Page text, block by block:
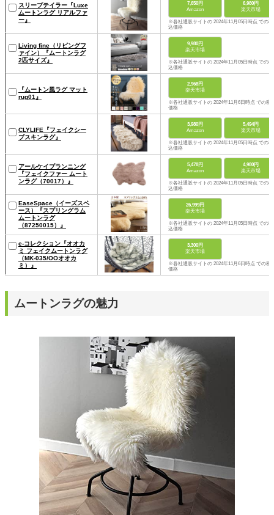
スリープテイラー『Luxe
ムートンラグ リアルファ
ー』
7,650円
Amazon
6,980円
楽天市場
※各社通販サイトの 2024年11月05日時点 での税
込価格
Living fine（リビングフ
ァイン）『ムートンラグ
2匹サイズ』
9,980円
楽天市場
※各社通販サイトの 2024年11月05日時点 での税
込価格
『ムートン風ラグ マット
rug01』
2,968円
楽天市場
※各社通販サイトの 2024年11月6日時点 での税
価格
CLYLIFE『フェイクシー
プスキンラグ』
3,980円
Amazon
5,494円
楽天市場
※各社通販サイトの 2024年11月05日時点 での税
込価格
アールケイプランニング
『フェイクファー ムート
ンラグ（70017）』
5,478円
Amazon
4,980円
楽天市場
※各社通販サイトの 2024年11月05日時点 での税
込価格
EaseSpace（イーズスペ
ース）『スプリングラム
ムートンラグ
（87250015）』
26,999円
楽天市場
※各社通販サイトの 2024年11月05日時点 での税
込価格
e-コレクション『オオカ
ミ フェイクムートンラグ
（MK-035/OOオオカ
ミ）』
3,300円
楽天市場
※各社通販サイトの 2024年11月6日時点 での税
価格
ムートンラグの魅力